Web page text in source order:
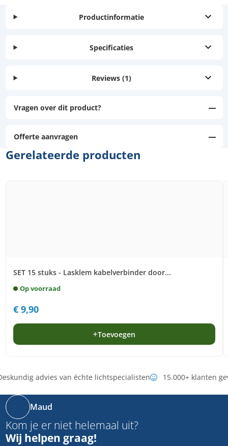
Productinformatie
Specificaties
Reviews (1)
Vragen over dit product?
Offerte aanvragen
Gerelateerde producten
SET 15 stuks - Lasklem kabelverbinder door...
Op voorraad
€9,90
Toevoegen
advies van échte lichtspecialisten 15.000+ klanten
Maud
Kom je er niet helemaal uit?
Wij helpen graag!